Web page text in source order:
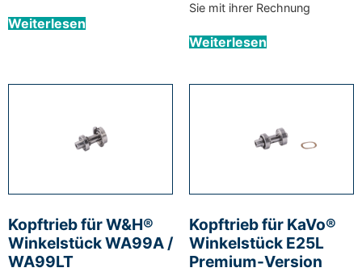
Weiterlesen
Sie mit ihrer Rechnung
Weiterlesen
Kopftrieb für W&H®
Winkelstück WA99A /
WA99LT
Kopftrieb für KaVo®
Winkelstück E25L
Premium-Version